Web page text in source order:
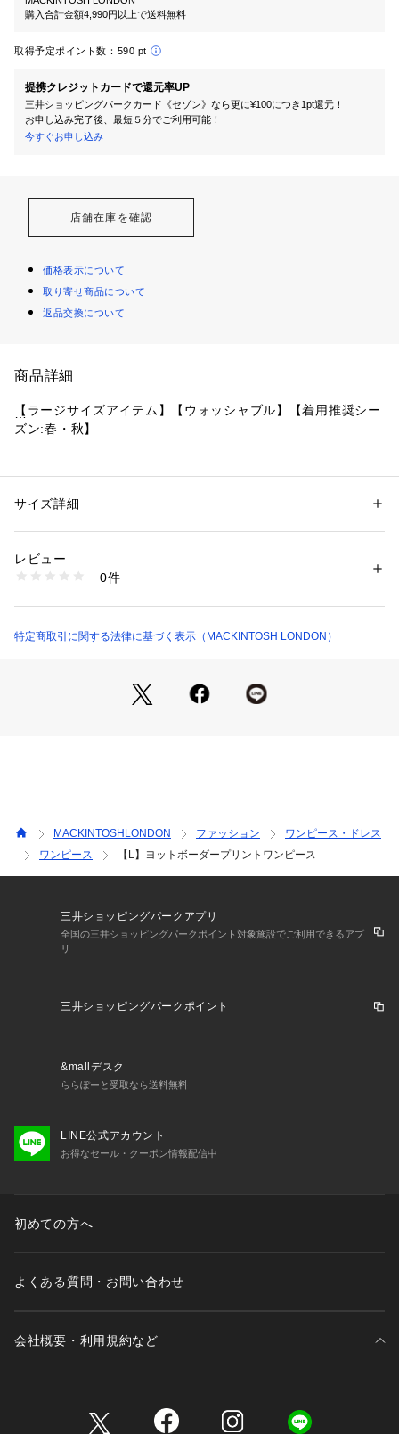
購入合計金額4,990円以上で送料無料
取得予定ポイント数： 590 pt
提携クレジットカードで還元率UP
三井ショッピングパークカード《セゾン》なら更に¥100につき1pt還元！
お申し込み完了後、最短５分でご利用可能！
今すぐお申し込み
店舗在庫を確認
価格表示について
取り寄せ商品について
返品交換について
商品詳細
【ラージサイズアイテム】【ウォッシャブル】【着用推奨シー
ズン:春・秋】
素材に、海からインスピレーションを得た大胆なプリントを施
＜デザインポイント＞
プリンセスラインとパネルラインで、ウエストをやさしく絞っ
いただけます。アンダースカート付きです。
性別：レディース
素材：ワンピース ポリエステル100% アンダースカート ポリエステル10
生産国：中国製
1106500000123
サイズ詳細
レビュー
0件
特定商取引に関する法律に基づく表示（MACKINTOSH LONDON）
MACKINTOSHLONDON ファッション
ワンピース・ドレス
ワンピース
【L】ヨットボーダープリントワンピース
三井ショッピングパークアプリ
全国の三井ショッピングパークポイント対象施設でご利用できるアプ
リ
三井ショッピングパークポイント
&mallデスク
ららぽーと受取なら送料無料
LINE公式アカウント
お得なセール・クーポン情報配信中
初めての方へ
よくある質問・お問い合わせ
会社概要・利用規約など